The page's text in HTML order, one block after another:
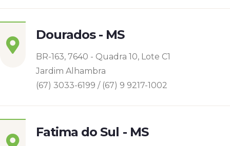
Dourados - MS
BR-163, 7640 - Quadra 10, Lote C1
Jardim Alhambra
(67) 3033-6199 / (67) 9 9217-1002
Fatima do Sul - MS